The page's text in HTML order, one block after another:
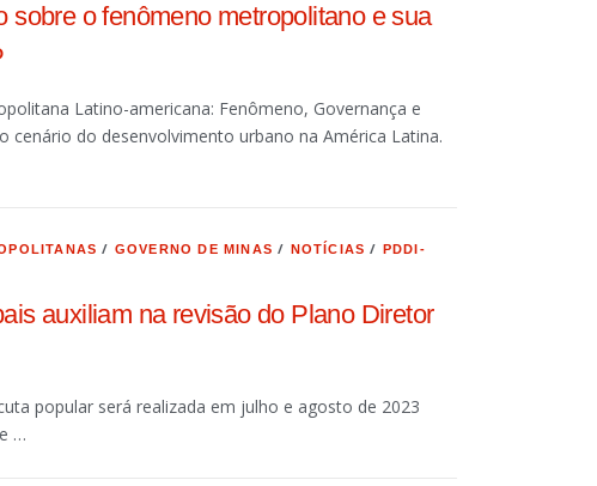
o fenômeno metropolitano e sua
Latino-americana: Fenômeno, Governança e
do desenvolvimento urbano na América Latina.
/ GOVERNO DE MINAS / NOTÍCIAS / PDDI-
auxiliam na revisão do Plano Diretor
popular será realizada em julho e agosto de 2023
…